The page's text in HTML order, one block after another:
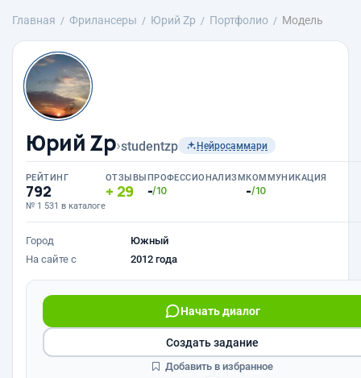
Главная Фрилансеры Юрий Zp Портфолио Модель
Юрий Zp›studentzp Нейросаммари
РЕЙТИНГ
792
№ 1 531 в каталоге
ОТЗЫВЫ
29
ПРОФЕССИОНАЛИЗМ
-/10
КОММУНИКАЦИЯ
-/10
Город
Южный
На сайте с
2012 года
Начать диалог
Создать задание
Добавить в избранное